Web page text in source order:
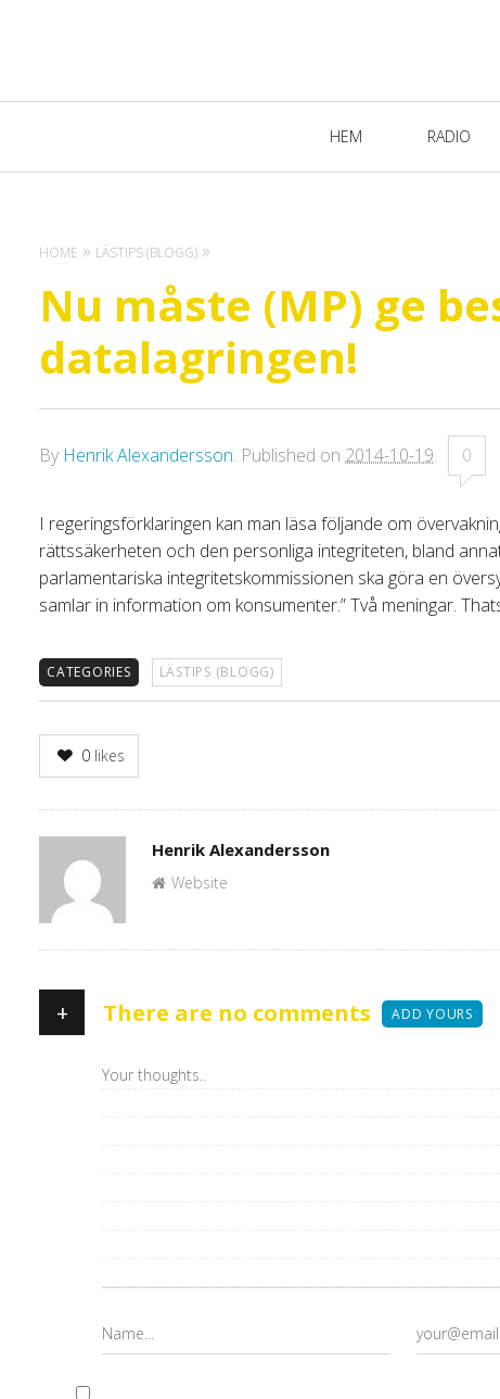
HEM RADIO
HOME LÄSTIPS (BLOGG)
Nu måste (MP) ge
datalagringen!
By Henrik Alexandersson. Published on 2014-10-19. 0
I regeringsförklaringen kan man läsa följande om
rättssäkerheten och den personliga integriteten, bland
parlamentariska integritetskommissionen ska göra en
samlar in information om konsumenter.” Två meningar.
CATEGORIES LÄSTIPS (BLOGG)
0 likes
Author
Henrik Alexandersson
Website
+ There are no comments ADD YOURS